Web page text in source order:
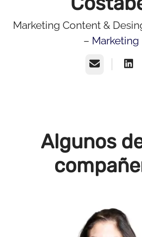
Marketing Content &
– Marketing
Correo
Algunos